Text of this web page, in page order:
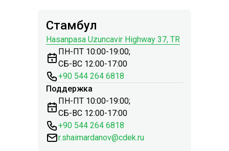
Стамбул
Hasanpasa Uzuncavir Highway 37, TR
ПН-ПТ 10:00-19:00;
СБ-ВС 12:00-17:00
+90 544 264 6818
Поддержка
ПН-ПТ 10:00-19:00;
СБ-ВС 12:00-17:00
+90 544 264 6818
r.shaimardanov@cdek.ru